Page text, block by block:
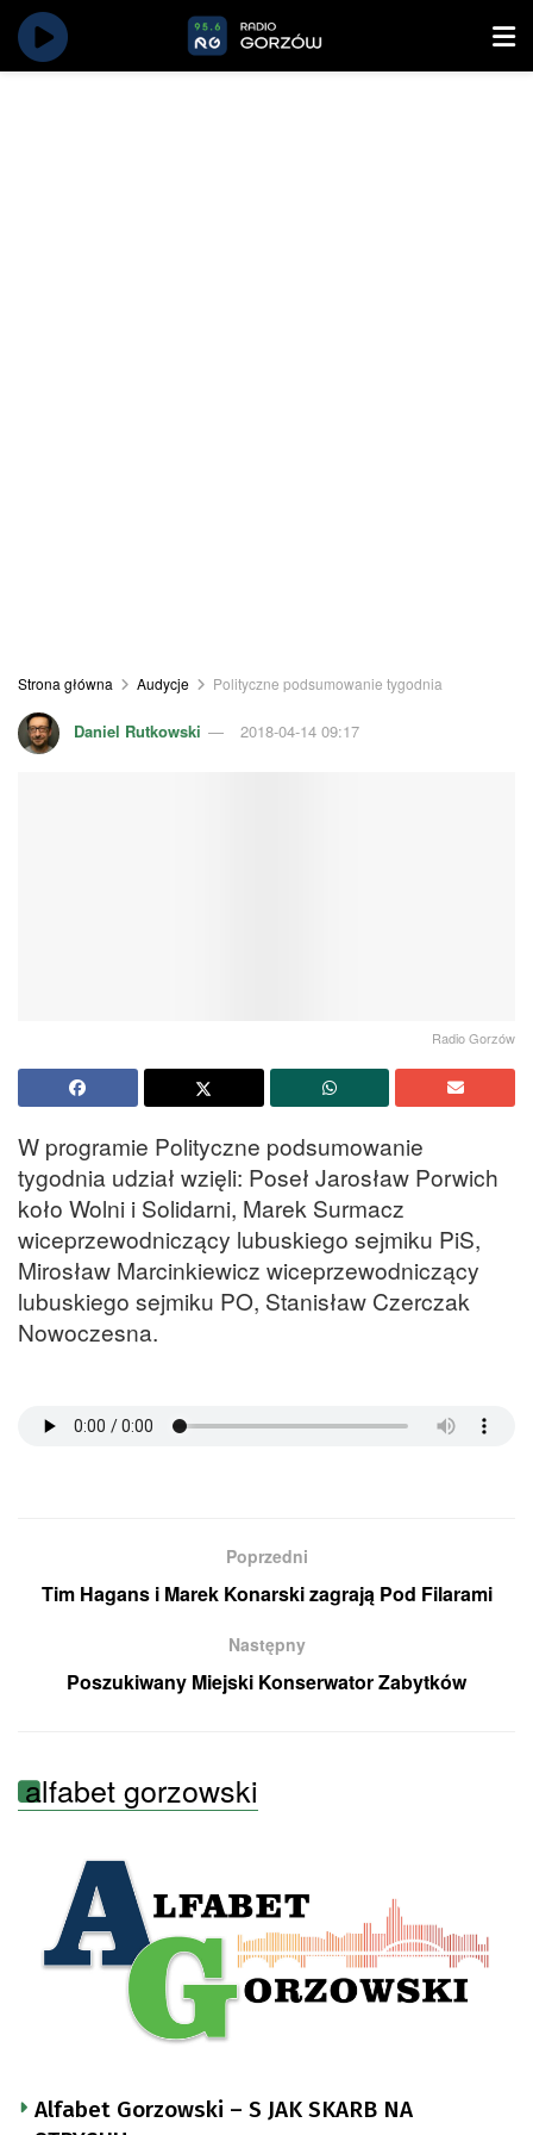
Strona główna Audycje Polityczne podsumowanie tygodnia
Daniel Rutkowski 2018-04-14 09:17
Radio Gorzów
W programie Polityczne podsumowanie
tygodnia udział wzięli: Poseł Jarosław Porwich
koło Wolni i Solidarni, Marek Surmacz
wiceprzewodniczący lubuskiego sejmiku PiS,
Mirosław Marcinkiewicz wiceprzewodniczący
lubuskiego sejmiku PO, Stanisław Czerczak
Nowoczesna.
Poprzedni
Tim Hagans i Marek Konarski zagrają Pod Filarami
Następny
Poszukiwany Miejski Konserwator Zabytków
alfabet gorzowski
Alfabet Gorzowski – S JAK SKARB NA